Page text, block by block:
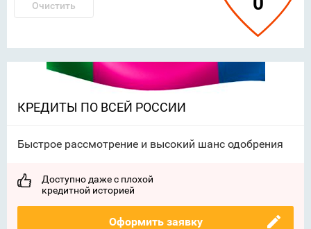
Очистить
КРЕДИТЫ ПО ВСЕЙ РОССИИ
Быстрое рассмотрение и высокий шанс одобрения
Доступно даже с плохой
кредитной историей
Оформить заявку